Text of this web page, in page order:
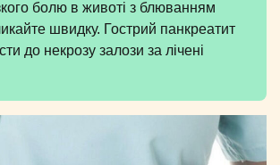
болю в животі з блюванням
швидку. Гострий панкреатит
до некрозу залози за лічені